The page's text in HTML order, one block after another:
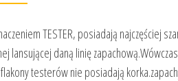
TESTER, posiadają najczęściej
lansującej daną linię
testerów nie posiadają